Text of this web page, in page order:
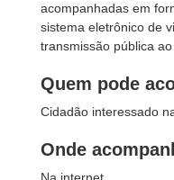
acompanhadas em
sistema eletrônico de
transmissão pública ao
Quem pode
Cidadão interessado
Onde